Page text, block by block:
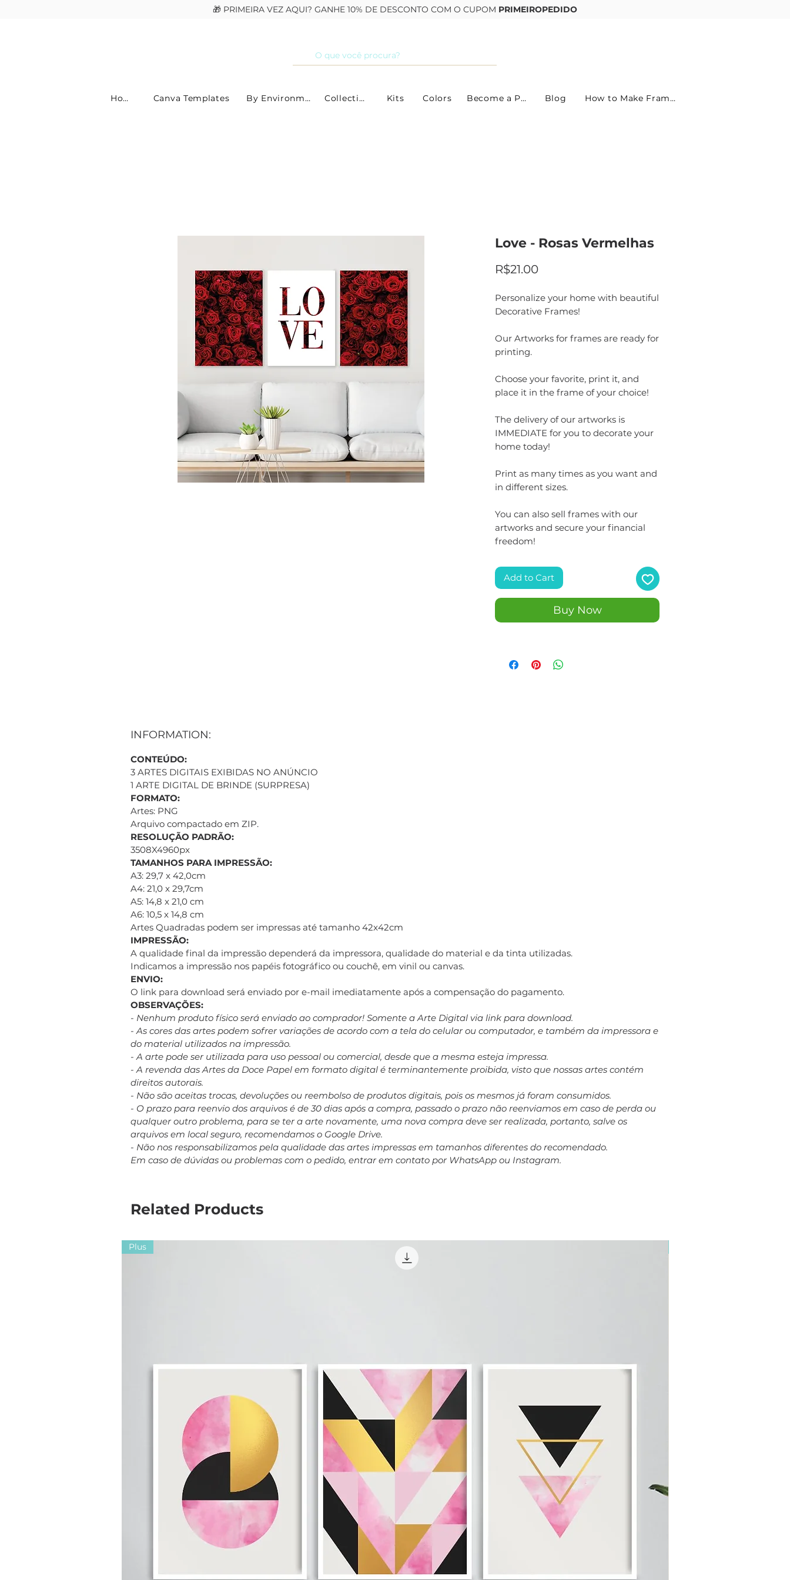
🎁 PRIMEIRA VEZ AQUI? GANHE 10% DE DESCONTO COM O CUPOM PRIMEIROPEDIDO
Home Canva Templates By Environment Collections Kits Colors Become a Partner Blog How to Make Frames
Love - Rosas Vermelhas
R$21.00Price
Personalize your home with beautiful
Decorative Frames!
Our Artworks for frames are ready for
printing.
Choose your favorite, print it, and
place it in the frame of your choice!
The delivery of our artworks is
IMMEDIATE for you to decorate your
home today!
Print as many times as you want and
in different sizes.
You can also sell frames with our
artworks and secure your financial
freedom!
Add to Cart
Buy Now
INFORMATION:
CONTEÚDO:
3 ARTES DIGITAIS EXIBIDAS NO ANÚNCIO
1 ARTE DIGITAL DE BRINDE (SURPRESA)
FORMATO:
Artes: PNG
Arquivo compactado em ZIP.
RESOLUÇÃO PADRÃO:
3508X4960px
TAMANHOS PARA IMPRESSÃO:
A3: 29,7 x 42,0cm
A4: 21,0 x 29,7cm
A5: 14,8 x 21,0 cm
A6: 10,5 x 14,8 cm
Artes Quadradas podem ser impressas até tamanho 42x42cm
IMPRESSÃO:
A qualidade final da impressão dependerá da impressora, qualidade do material e da tinta utilizadas.
Indicamos a impressão nos papéis fotográfico ou couchê, em vinil ou canvas.
ENVIO:
O link para download será enviado por e-mail imediatamente após a compensação do pagamento.
OBSERVAÇÕES:
- Nenhum produto físico será enviado ao comprador! Somente a Arte Digital via link para download.
- As cores das artes podem sofrer variações de acordo com a tela do celular ou computador, e também da impressora e
do material utilizados na impressão.
- A arte pode ser utilizada para uso pessoal ou comercial, desde que a mesma esteja impressa.
- A revenda das Artes da Doce Papel em formato digital é terminantemente proibida, visto que nossas artes contém
direitos autorais.
- Não são aceitas trocas, devoluções ou reembolso de produtos digitais, pois os mesmos já foram consumidos.
- O prazo para reenvio dos arquivos é de 30 dias após a compra, passado o prazo não reenviamos em caso de perda ou
qualquer outro problema, para se ter a arte novamente, uma nova compra deve ser realizada, portanto, salve os
arquivos em local seguro, recomendamos o Google Drive.
- Não nos responsabilizamos pela qualidade das artes impressas em tamanhos diferentes do recomendado.
Em caso de dúvidas ou problemas com o pedido, entrar em contato por WhatsApp ou Instagram.
Related Products
Plus